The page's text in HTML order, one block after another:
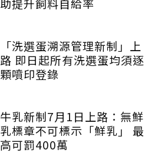
「洗選蛋溯源管理新制」上
路 即日起所有洗選蛋均須逐
顆噴印登錄
牛乳新制7月1日上路：無鮮
乳標章不可標示「鮮乳」 最
高可罰400萬